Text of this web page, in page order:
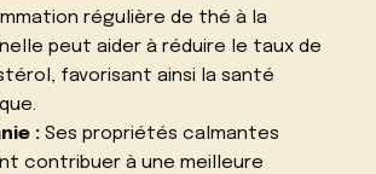
régulière de thé à la
peut aider à réduire le taux de
favorisant ainsi la santé
:Ses propriétés calmantes
contribuer à une meilleure